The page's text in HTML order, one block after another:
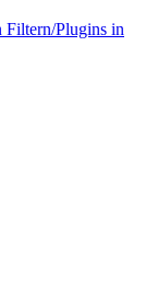
Plugins in